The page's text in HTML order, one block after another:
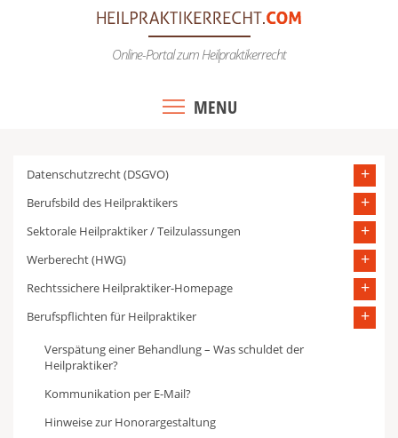
Online-Portal zum Heilpraktikerrecht
MENU
Datenschutzrecht (DSGVO)
Berufsbild des Heilpraktikers
Sektorale Heilpraktiker / Teilzulassungen
Werberecht (HWG)
Rechtssichere Heilpraktiker-Homepage
Berufspflichten für Heilpraktiker
Verspätung einer Behandlung – Was schuldet der
Heilpraktiker?
Kommunikation per E-Mail?
Hinweise zur Honorargestaltung